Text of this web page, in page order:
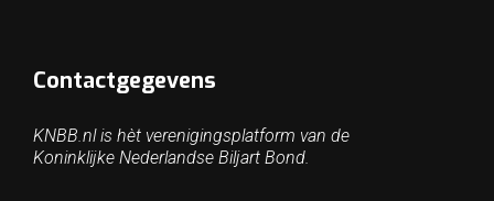
Contactgegevens
KNBB.nl is hèt verenigingsplatform van de
Koninklijke Nederlandse Biljart Bond.